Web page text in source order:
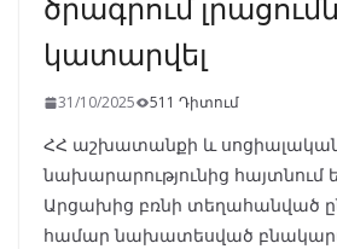
կատարվել
31/10/2025 511 Դիտում
ՀՀ աշխատանքի և
նախարարությունից հայտնում
Արցախից բռնի տեղահանված
համար նախատեսված